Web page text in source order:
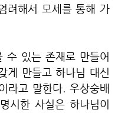
려해서 모세를 통해 가
수 있는 존재로 만들어
게 만들고 하나님 대신
라고 말한다. 우상숭배
시한 사실은 하나님이